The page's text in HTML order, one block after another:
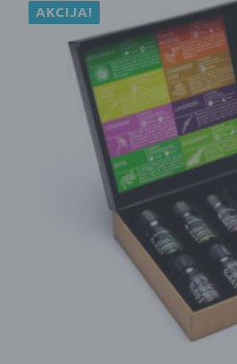
AKCIJA!